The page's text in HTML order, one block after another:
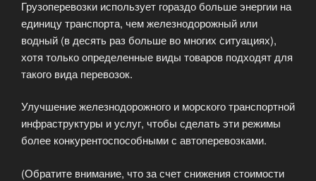
Грузоперевозки использует гораздо больше энергии на
единицу транспорта, чем железнодорожный или
водный (в десять раз больше во многих ситуациях),
хотя только определенные виды товаров подходят для
такого вида перевозок.
Улучшение железнодорожного и морского транспортной
инфраструктуры и услуг, чтобы сделать эти режимы
более конкурентоспособными с автоперевозками.
(Обратите внимание, что за счет снижения стоимости